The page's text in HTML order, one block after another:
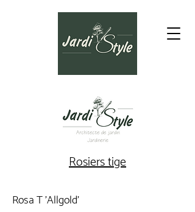
Rosiers tige
Rosa T 'Allgold'